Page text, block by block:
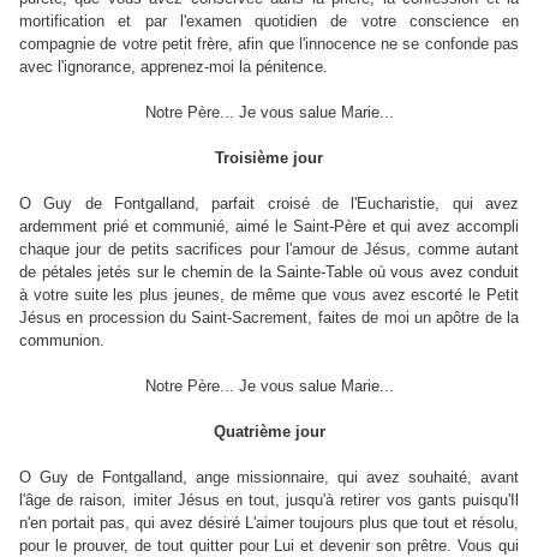
mortification et par l'examen quotidien de votre conscience en
compagnie de votre petit frère, afin que l'innocence ne se confonde pas
avec l'ignorance, apprenez-moi la pénitence.
Notre Père... Je vous salue Marie...
Troisième jour
O Guy de Fontgalland, parfait croisé de l'Eucharistie, qui avez
ardemment prié et communié, aimé le Saint-Père et qui avez accompli
chaque jour de petits sacrifices pour l'amour de Jésus, comme autant
de pétales jetés sur le chemin de la Sainte-Table où vous avez conduit
à votre suite les plus jeunes, de même que vous avez escorté le Petit
Jésus en procession du Saint-Sacrement, faites de moi un apôtre de la
communion.
Notre Père... Je vous salue Marie...
Quatrième jour
O Guy de Fontgalland, ange missionnaire, qui avez souhaité, avant
l'âge de raison, imiter Jésus en tout, jusqu'à retirer vos gants puisqu'Il
n'en portait pas, qui avez désiré L'aimer toujours plus que tout et résolu,
pour le prouver, de tout quitter pour Lui et devenir son prêtre. Vous qui